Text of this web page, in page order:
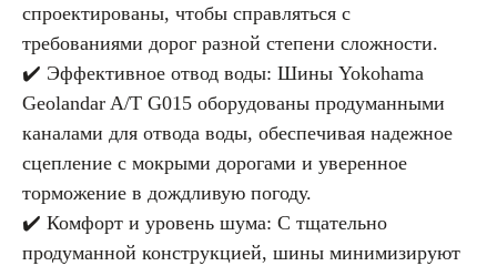
спроектированы, чтобы справляться с
требованиями дорог разной степени сложности.
✔️ Эффективное отвод воды: Шины Yokohama
Geolandar A/T G015 оборудованы продуманными
каналами для отвода воды, обеспечивая надежное
сцепление с мокрыми дорогами и уверенное
торможение в дождливую погоду.
✔️ Комфорт и уровень шума: С тщательно
продуманной конструкцией, шины минимизируют